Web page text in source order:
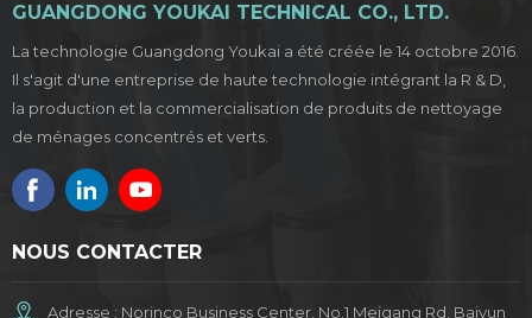
GUANGDONG YOUKAI TECHNICAL CO., LTD.
La technologie Guangdong Youkai a été créée le 14 octobre 2016.
Il s'agit d'une entreprise de haute technologie intégrant la R & D,
la production et la commercialisation de produits de nettoyage
de ménages concentrés et verts.
NOUS CONTACTER
Adresse : Norinco Business Center, No.1 Meigang Rd, Baiyun